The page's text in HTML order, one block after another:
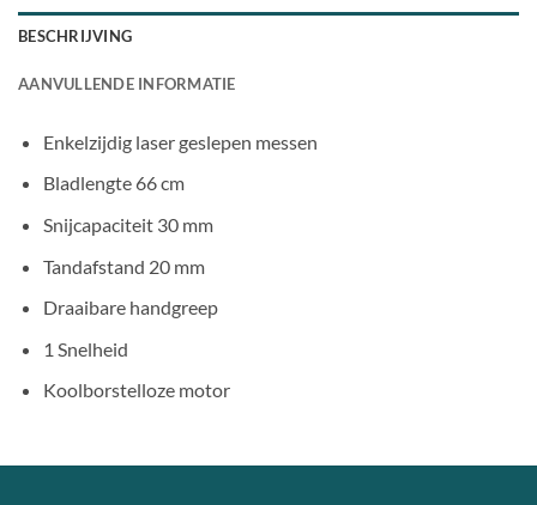
BESCHRIJVING
AANVULLENDE INFORMATIE
Enkelzijdig laser geslepen messen
Bladlengte 66 cm
Snijcapaciteit 30 mm
Tandafstand 20 mm
Draaibare handgreep
1 Snelheid
Koolborstelloze motor